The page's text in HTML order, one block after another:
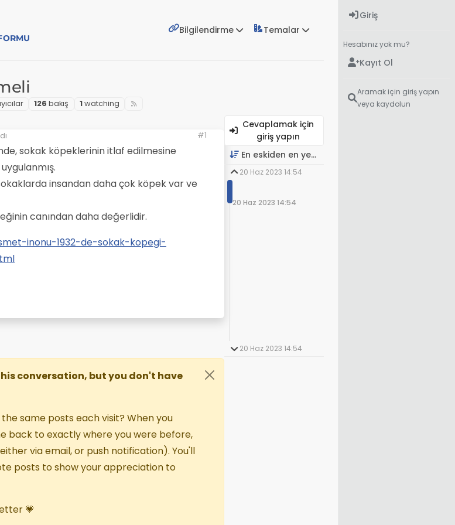
Bilgilendirme Temalar
126 bakış 1watching
#1
sokak köpeklerinin itlaf edilmesine
insandan daha çok köpek var ve
canından daha değerlidir.
inonu-1932-de-sokak-kopegi-
conversation, but you don't have
same posts each visit? When you
back to exactly where you were before,
via email, or push notification). You'll
posts to show your appreciation to
💗
Cevaplamak için
giriş yapın
En eskiden en yeniye
20 Haz 2023 14:54
20 Haz 2023 14:54
20 Haz 2023 14:54
Giriş
Hesabınız yok mu?
Kayıt Ol
Aramak için giriş yapın
veya kaydolun